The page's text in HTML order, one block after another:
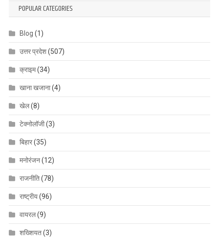
POPULAR CATEGORIES
Blog (1)
उत्तर प्रदेश(507)
क्राइम(34)
खाना खजाना(4)
खेल(8)
टेक्नोलॉजी(3)
बिहार(35)
मनोरंजन(12)
राजनीति(78)
राष्ट्रीय(96)
वायरल(9)
शख्शियत(3)